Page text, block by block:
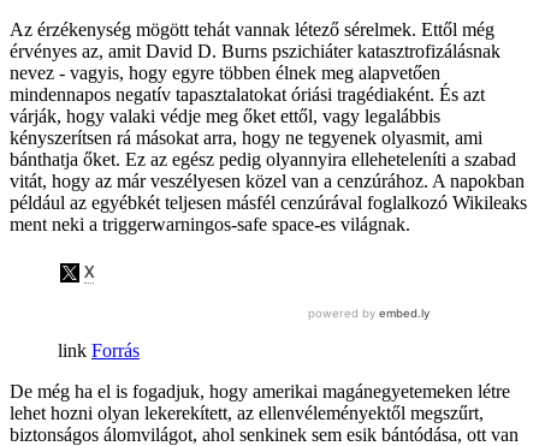
Az érzékenység mögött tehát vannak létező sérelmek. Ettől még
érvényes az, amit David D. Burns pszichiáter katasztrofizálásnak
nevez - vagyis, hogy egyre többen élnek meg alapvetően
mindennapos negatív tapasztalatokat óriási tragédiaként. És azt
várják, hogy valaki védje meg őket ettől, vagy legalábbis
kényszerítsen rá másokat arra, hogy ne tegyenek olyasmit, ami
bánthatja őket. Ez az egész pedig olyannyira elleheteleníti a szabad
vitát, hogy az már veszélyesen közel van a cenzúrához. A napokban
például az egyébkét teljesen másfél cenzúrával foglalkozó Wikileaks
ment neki a triggerwarningos-safe space-es világnak.
Forrás
De még ha el is fogadjuk, hogy amerikai magánegyetemeken létre
lehet hozni olyan lekerekített, az ellenvéleményektől megszűrt,
biztonságos álomvilágot, ahol senkinek sem esik bántódása, ott van